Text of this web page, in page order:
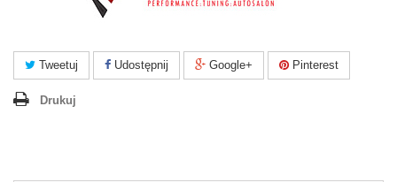
Tweetuj Udostępnij Google+ Pinterest
Drukuj